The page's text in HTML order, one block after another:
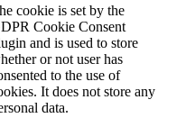
cookie is set by the
Cookie Consent
and is used to store
or not user has
to the use of
It does not store any
data.